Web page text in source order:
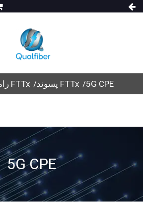
راه حل FTTx پسوند FTTx 5G CPE
5G CPE